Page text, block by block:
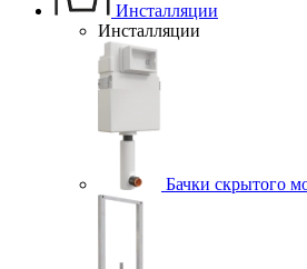
Инсталляции
Инсталляции
Бачки скрытого